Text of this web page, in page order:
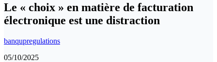
Le « choix » en matière de facturation
électronique est une distraction
banqupregulations
05/10/2025